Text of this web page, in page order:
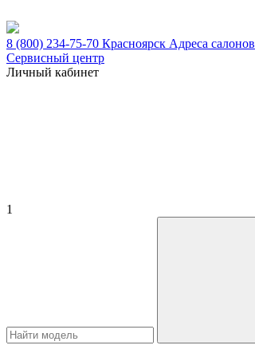
8 (800) 234-75-70 Красноярск Адреса салонов
Сервисный центр
Личный кабинет
1